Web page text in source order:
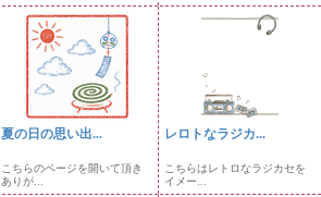
夏の日の思い出...
こちらのページを開いて頂き
ありが...
レロトなラジカ...
こちらはレトロなラジカセを
イメー...